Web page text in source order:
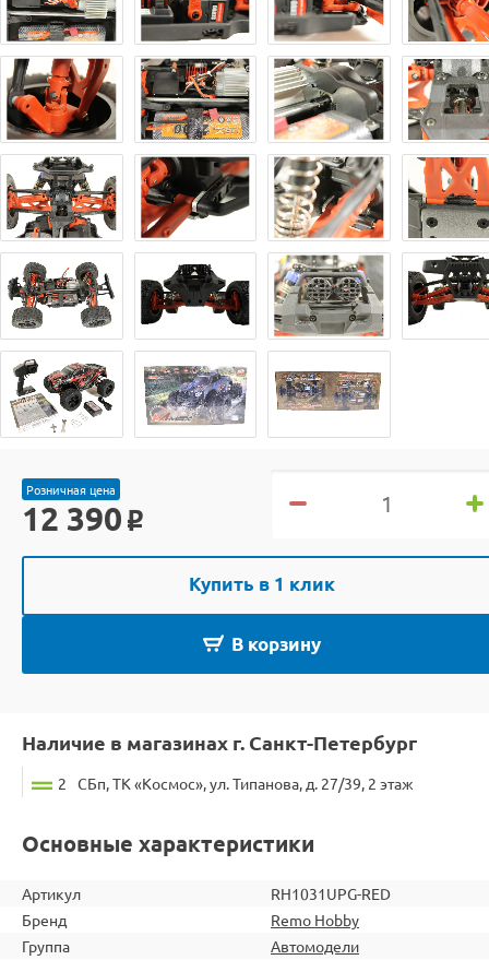
Розничная цена
12 390 o
Купить в 1 клик
В корзину
Наличие в магазинах г. Санкт-Петербург
2 СБп, ТК «Космос», ул. Типанова, д. 27/39, 2 этаж
Основные характеристики
Артикул
RH1031UPG-RED
Бренд
Remo Hobby
Группа
Автомодели